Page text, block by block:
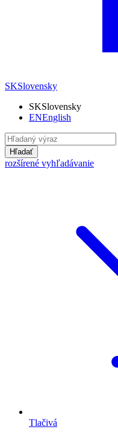
SKSlovensky
SKSlovensky
ENEnglish
Hľadať
rozšírené vyhľadávanie
Tlačivá